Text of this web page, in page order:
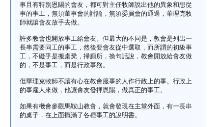
事且有特別恩賜的會友，都可對主任牧師說出他的異象和想從
事的事工，無須董事會的討論，無須委員會的通過，華理克牧
師就讓會友放手去做。
許多教會也開放事工給會友。但最大的不同是，教會是列出一
長串需要同工的事工，然後要會友從中選取，而所謂的初級事
工，不礙乎是搬桌凳，掃廁所，換句話說，教會開放給會友做
的，不是事工，而是行政事務。
但華理克牧師不讓有心在教會服事的人作行政上的事。行政上
的事雇人來做，他讓會友發揮恩賜，做真正的事工。
如果有機會參觀馬鞍山教會，就會發現在主堂外面，有一長串
的桌子，在上面擺滿了各種事工的說明書。